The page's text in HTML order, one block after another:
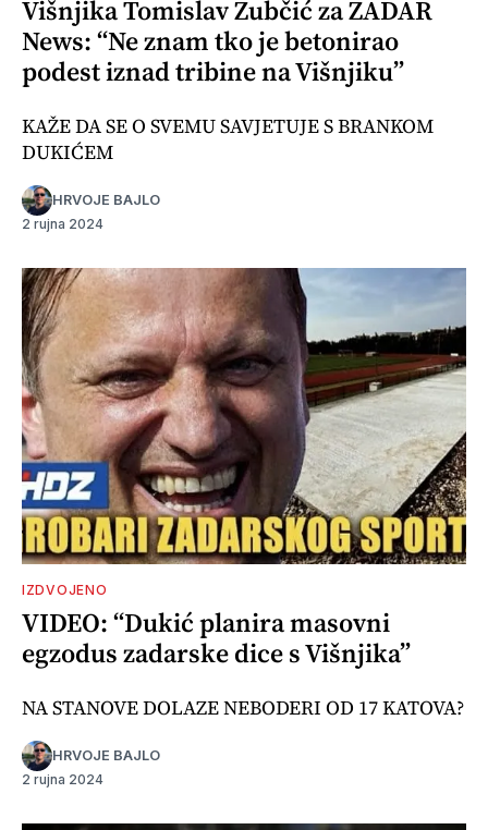
Višnjika Tomislav Zubčić za ZADAR
News: “Ne znam tko je betonirao
podest iznad tribine na Višnjiku”
KAŽE DA SE O SVEMU SAVJETUJE S BRANKOM
DUKIĆEM
HRVOJE BAJLO
2 rujna 2024
IZDVOJENO
VIDEO: “Dukić planira masovni
egzodus zadarske dice s Višnjika”
NA STANOVE DOLAZE NEBODERI OD 17 KATOVA?
HRVOJE BAJLO
2 rujna 2024